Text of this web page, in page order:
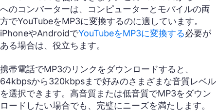
へのコンバーターは、コンピューターとモバイルの両
方でYouTubeをMP3に変換するのに適しています。
iPhoneやAndroidでYouTubeをMP3に変換する必要が
ある場合は、役立ちます。
携帯電話でMP3のリンクをダウンロードすると、
64kbpsから320kbpsまで好みのさまざまな音質レベル
を選択できます。高音質または低音質でMP3をダウン
ロードしたい場合でも、完璧にニーズを満たします。